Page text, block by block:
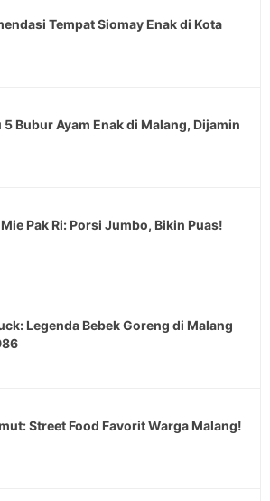
Tempat Siomay Enak di Kota
5 Bubur Ayam Enak di Malang, Dijamin
Pak Ri: Porsi Jumbo, Bikin Puas!
Legenda Bebek Goreng di Malang
Street Food Favorit Warga Malang!